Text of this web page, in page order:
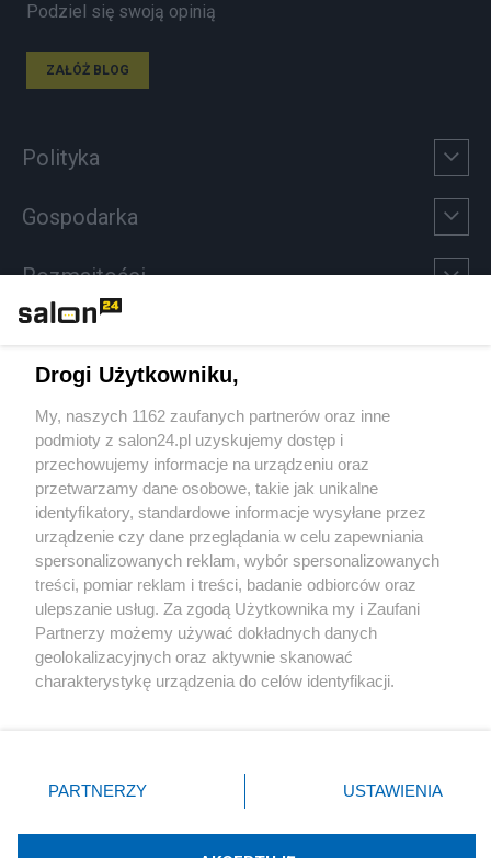
Podziel się swoją opinią
ZAŁÓŻ BLOG
Polityka
Gospodarka
Rozmaitości
Sport
Społeczeństwo
Kultura
X Facebook Instagram Youtube
Drogi Użytkowniku,
My, naszych 1162 zaufanych partnerów oraz inne
podmioty z salon24.pl uzyskujemy dostęp i
przechowujemy informacje na urządzeniu oraz
przetwarzamy dane osobowe, takie jak unikalne
identyfikatory, standardowe informacje wysyłane przez
urządzenie czy dane przeglądania w celu zapewniania
spersonalizowanych reklam, wybór spersonalizowanych
treści, pomiar reklam i treści, badanie odbiorców oraz
ulepszanie usług. Za zgodą Użytkownika my i Zaufani
Partnerzy możemy używać dokładnych danych
geolokalizacyjnych oraz aktywnie skanować
charakterystykę urządzenia do celów identyfikacji.
zmienić/wycofać klikając przycisk ustawień prywatności
znajdujący się w lewym dolnym rogu strony
rodzaje przetwarzania danych nie wymagają zgody
użytkownika, ale masz prawo sprzeciwić się takiemu
PARTNERZY USTAWIENIA